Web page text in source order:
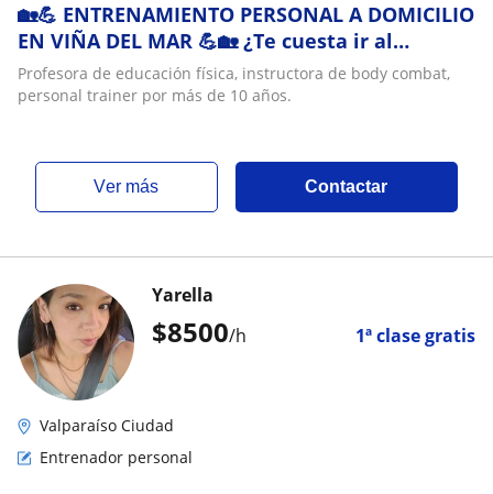
🏡💪 ENTRENAMIENTO PERSONAL A DOMICILIO
EN VIÑA DEL MAR 💪🏡 ¿Te cuesta ir al
gimnasio o no tienes tiempo? ¡Yo te ayudo! ✅
Clases personalizadas en la comodidad de tu
Profesora de educación física, instructora de body combat,
personal trainer por más de 10 años.
ver más Contactar
$8500/h 1ª clase gratis
Yarella
Valparaíso Ciudad
Entrenador personal